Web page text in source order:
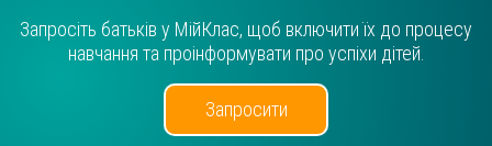
Запросіть батьків у МійКлас, щоб включити їх до процесу
навчання та проінформувати про успіхи дітей.
Запросити